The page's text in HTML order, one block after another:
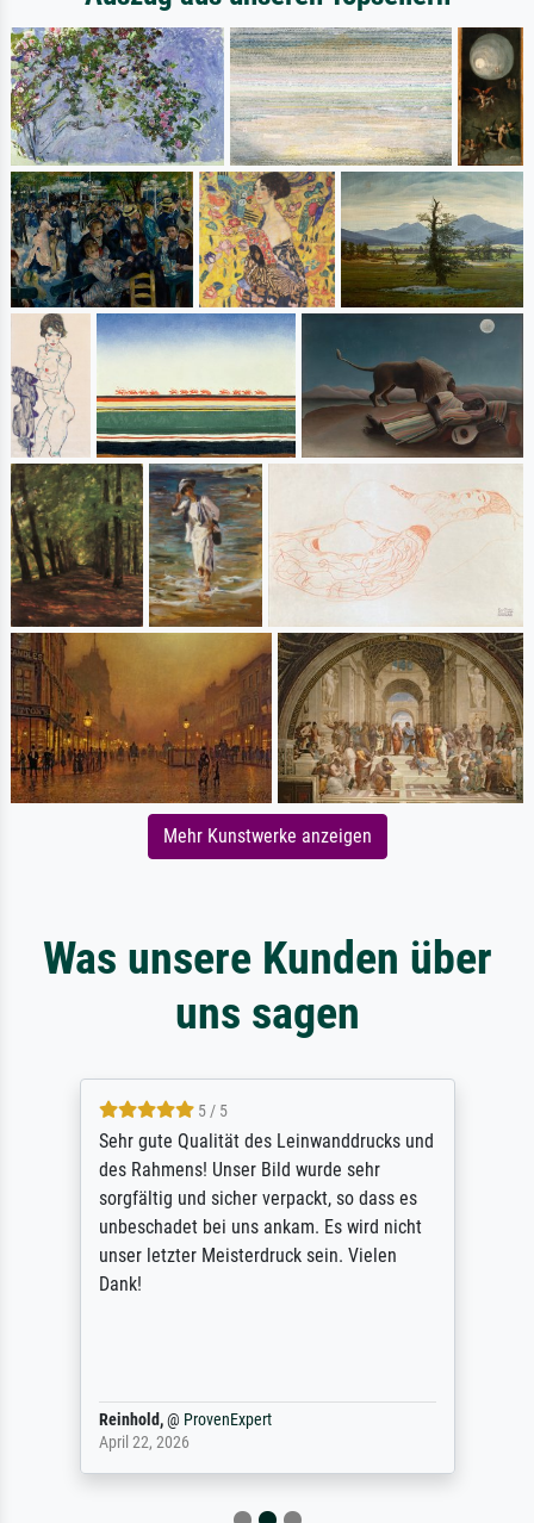
Mehr Kunstwerke anzeigen
Was unsere Kunden über
uns sagen
5 / 5
Sehr gute Qualität des Leinwanddrucks und
des Rahmens! Unser Bild wurde sehr
sorgfältig und sicher verpackt, so dass es
unbeschadet bei uns ankam. Es wird nicht
unser letzter Meisterdruck sein. Vielen
Dank!
Reinhold,@ ProvenExpert
April 22, 2026